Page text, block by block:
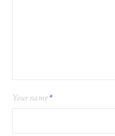
Your name*